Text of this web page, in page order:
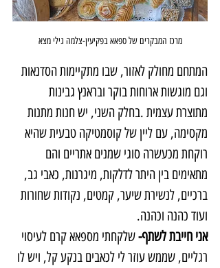
מרכז המבקרים של ספאא בפקיעין-צלמה גילי מצא
המתחם מחולק לאזור, שבו מתקיימות הסדנאות
וגם מוגשות ארוחות בוקר ובראנץ גבינות
מתוצרת עצמית .בחלק השני, יש חנות מתנות
מקסימה, עם ליין של קוסמטיקה טבעית שהיא
רוקחת מכעשרה סוגי שמנים אתריים והם
מתאימים בין היתר לדלקות, מיגרנות, כאבי גב,
ברכיים, לנשירת שיער, קמטים, נקודות שחורות
ועוד כהנה וכהנה.
אני חייבת לשתף- שלקחתי מספאא קרם לעיסוי
רגליים, שממש עוזר לי לכאבים בנקע קל, ויש לו